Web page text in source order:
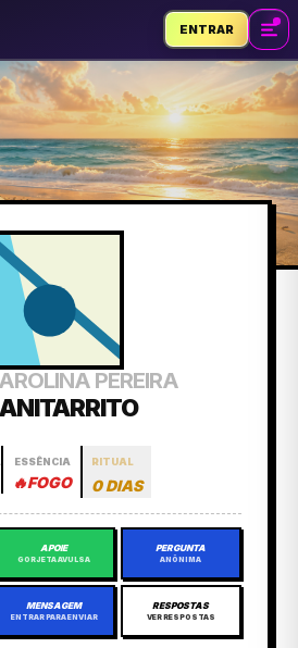
ENTRAR
PEREIRA
ESSÊNCIA
🔥FOGO
RITUAL
0 DIAS
APOIE
GORJETA AVULSA
PERGUNTA
ANÔNIMA
MENSAGEM
ENTRAR PARA ENVIAR
RESPOSTAS
VER RESPOSTAS